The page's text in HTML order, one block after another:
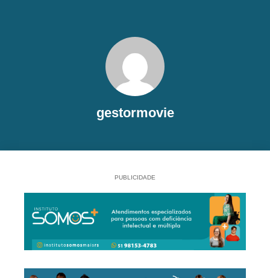
gestormovie
PUBLICIDADE